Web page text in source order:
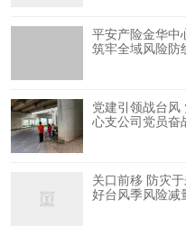
平安产险金华中
筑牢全域风险防
党建引领战台
心支公司党员奋
关口前移 防灾
好台风季风险减